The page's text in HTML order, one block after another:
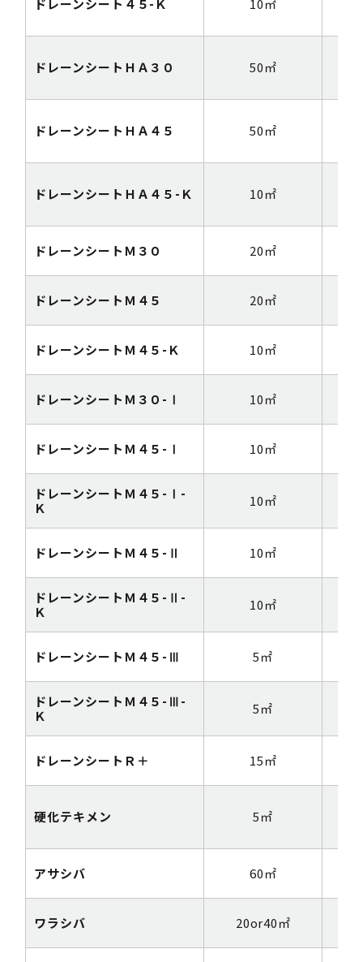
ドレーンシート４５-Ｋ 10㎡
ドレーンシートＨＡ３０ 50㎡
ドレーンシートＨＡ４５ 50㎡
ドレーンシートＨＡ４５-Ｋ 10㎡
ドレーンシートＭ３０ 20㎡
ドレーンシートＭ４５ 20㎡
ドレーンシートＭ４５-Ｋ 10㎡
ドレーンシートＭ３０-Ⅰ 10㎡
ドレーンシートＭ４５-Ⅰ 10㎡
ドレーンシートＭ４５-Ⅰ-
Ｋ
10㎡
ドレーンシートＭ４５-Ⅱ 10㎡
ドレーンシートＭ４５-Ⅱ-
Ｋ
10㎡
ドレーンシートＭ４５-Ⅲ 5㎡
ドレーンシートＭ４５-Ⅲ-
Ｋ
5㎡
ドレーンシートＲ＋ 15㎡
硬化テキメン 5㎡
アサシバ 60㎡
ワラシバ 20or40㎡